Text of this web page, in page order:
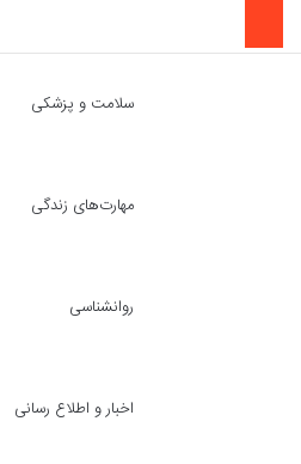
سلامت و پزشکی
مهارت‌های زندگی
روانشناسی
اخبار و اطلاع رسانی